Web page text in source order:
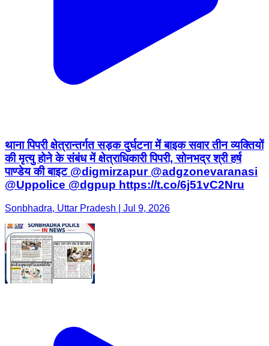
थाना पिपरी क्षेत्रान्तर्गत सड़क दुर्घटना में बाइक सवार तीन व्यक्तियों
की मृत्यु होने के संबंध में क्षेत्राधिकारी पिपरी, सोनभद्र श्री हर्ष
पाण्डेय की बाइट @digmirzapur @adgzonevaranasi
@Uppolice @dgpup https://t.co/6j51vC2Nru
Sonbhadra, Uttar Pradesh | Jul 9, 2026